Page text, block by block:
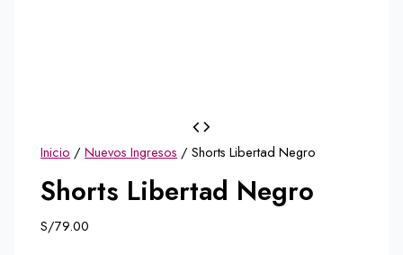
Inicio /Nuevos Ingresos / Shorts Libertad Negro
Shorts Libertad Negro
S/79.00